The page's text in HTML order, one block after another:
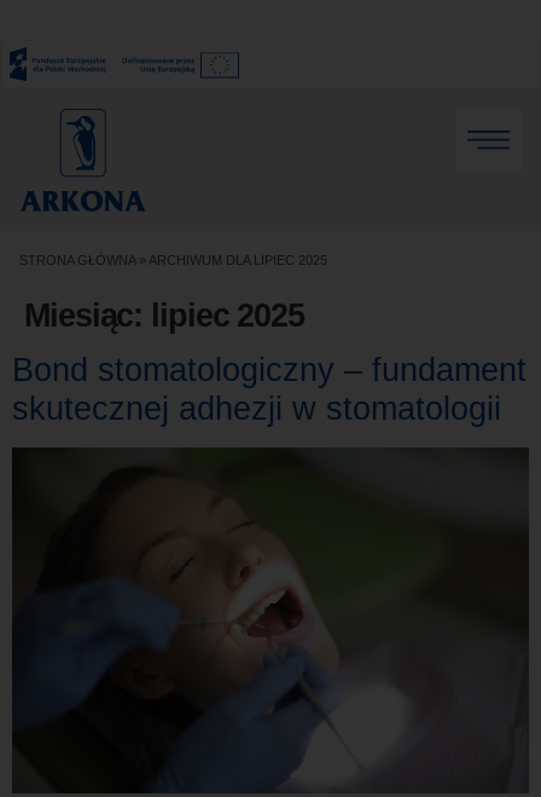
STRONA GŁÓWNA» ARCHIWUM DLA LIPIEC 2025
Miesiąc: lipiec 2025
Bond stomatologiczny – fundament
skutecznej adhezji w stomatologii